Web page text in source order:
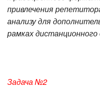
привлечения
анализу для
рамках дистанционного
Задача №2